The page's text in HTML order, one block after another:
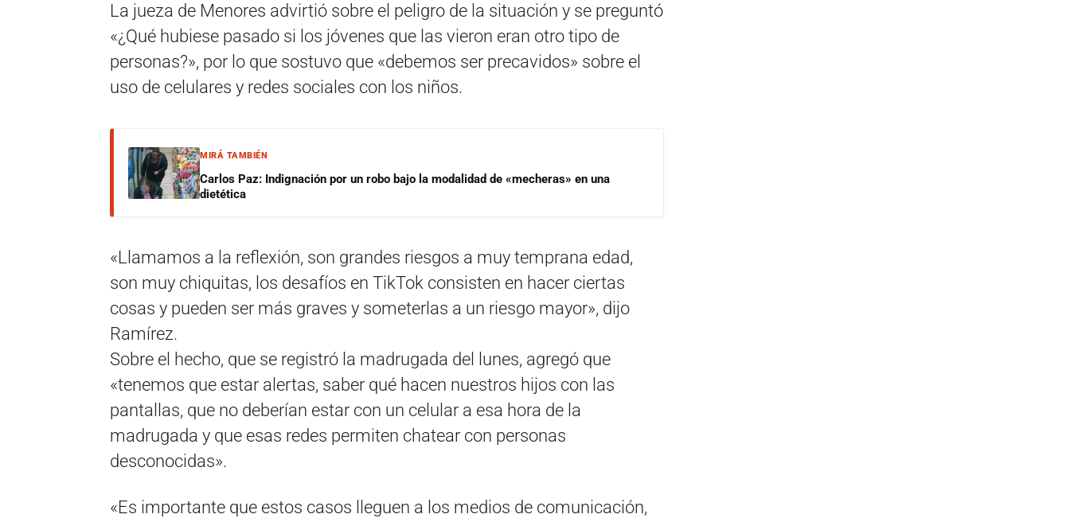
La jueza de Menores advirtió sobre el peligro de la situación y se preguntó
«¿Qué hubiese pasado si los jóvenes que las vieron eran otro tipo de
personas?», por lo que sostuvo que «debemos ser precavidos» sobre el
uso de celulares y redes sociales con los niños.
MIRÁ TAMBIÉN
Carlos Paz: Indignación por un robo bajo la modalidad de «mecheras» en una
dietética
«Llamamos a la reflexión, son grandes riesgos a muy temprana edad,
son muy chiquitas, los desafíos en TikTok consisten en hacer ciertas
cosas y pueden ser más graves y someterlas a un riesgo mayor», dijo
Ramírez.
Sobre el hecho, que se registró la madrugada del lunes, agregó que
«tenemos que estar alertas, saber qué hacen nuestros hijos con las
pantallas, que no deberían estar con un celular a esa hora de la
madrugada y que esas redes permiten chatear con personas
desconocidas».
«Es importante que estos casos lleguen a los medios de comunicación,